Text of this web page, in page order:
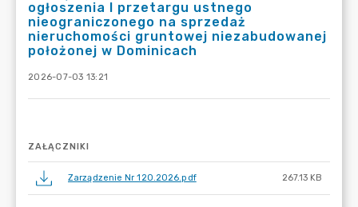
ogłoszenia I przetargu ustnego
nieograniczonego na sprzedaż
nieruchomości gruntowej niezabudowanej
położonej w Dominicach
2026-07-03 13:21
ZAŁĄCZNIKI
Zarządzenie Nr 120.2026.pdf 267.13 KB